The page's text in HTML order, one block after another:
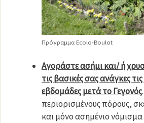
Πρόγραμμα Ecolo-Boulot
Αγοράστε ασήμι και/ ή
τις βασικές σας ανάγκες
εβδομάδες μετά το Γεγονός
περιορισμένους πόρους,
και μόνο ασημένιο